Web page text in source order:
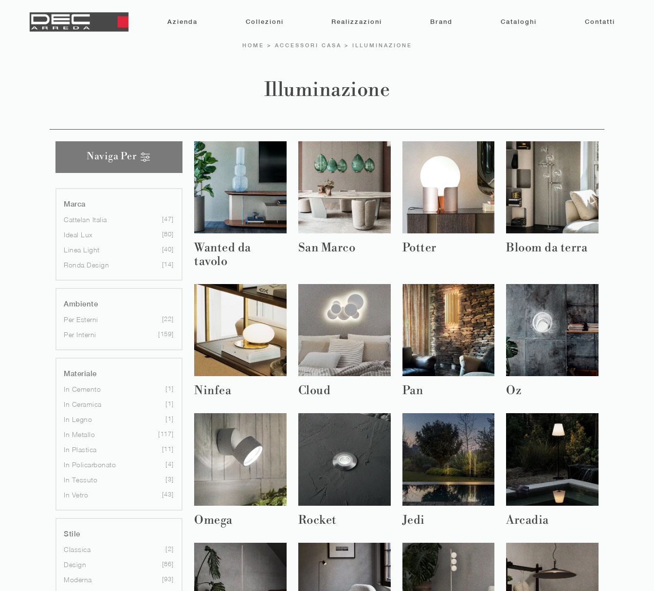
Azienda Collezioni Realizzazioni Brand Cataloghi Contatti
HOME > ACCESSORI CASA > ILLUMINAZIONE
Illuminazione
Naviga Per
Marca
Cattelan Italia
47
Ideal Lux 80
Linea Light 40
Ronda Design 14
Ambiente
Per Esterni
22
Per Interni 159
Materiale
In Cemento
1
In Ceramica 1
In Legno 1
In Metallo 117
In Plastica 11
In Policarbonato 4
In Tessuto 3
In Vetro 43
Stile
Classica
2
Design 86
Moderna 93
Wanted da
tavolo
San Marco Potter Bloom da terra
Ninfea Cloud Pan Oz
Omega Rocket Jedi Arcadia